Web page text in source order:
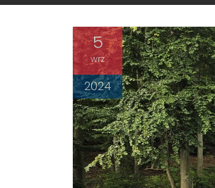
5
wrz
2024